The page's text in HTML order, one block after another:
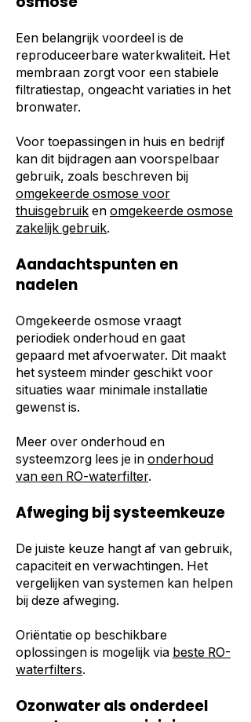
Een belangrijk voordeel is de
reproduceerbare waterkwaliteit. Het
membraan zorgt voor een stabiele
filtratiestap, ongeacht variaties in het
bronwater.
Voor toepassingen in huis en bedrijf
kan dit bijdragen aan voorspelbaar
gebruik, zoals beschreven bij
omgekeerde osmose voor
thuisgebruik en omgekeerde osmose
zakelijk gebruik.
Aandachtspunten en
nadelen
Omgekeerde osmose vraagt
periodiek onderhoud en gaat
gepaard met afvoerwater. Dit maakt
het systeem minder geschikt voor
situaties waar minimale installatie
gewenst is.
Meer over onderhoud en
systeemzorg lees je in onderhoud
van een RO-waterfilter.
Afweging bij systeemkeuze
De juiste keuze hangt af van gebruik,
capaciteit en verwachtingen. Het
vergelijken van systemen kan helpen
bij deze afweging.
Oriëntatie op beschikbare
oplossingen is mogelijk via beste RO-
waterfilters.
Ozonwater als onderdeel